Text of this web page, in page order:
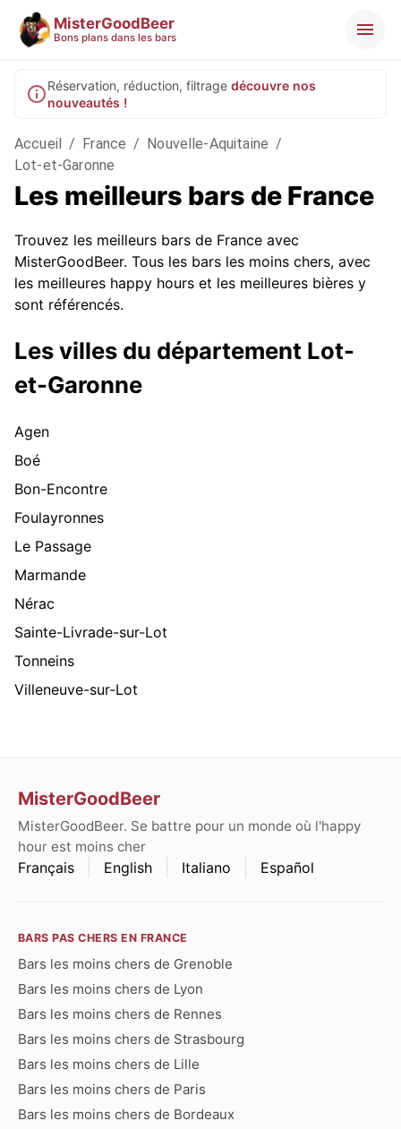
MisterGoodBeer
Bons plans dans les bars
Réservation, réduction, filtrage découvre nos
nouveautés !
Accueil / France / Nouvelle-Aquitaine /
Lot-et-Garonne
Les meilleurs bars de France
Trouvez les meilleurs bars de France avec
MisterGoodBeer. Tous les bars les moins chers, avec
les meilleures happy hours et les meilleures bières y
sont référencés.
Les villes du département Lot-
et-Garonne
Agen
Boé
Bon-Encontre
Foulayronnes
Le Passage
Marmande
Nérac
Sainte-Livrade-sur-Lot
Tonneins
Villeneuve-sur-Lot
MisterGoodBeer
MisterGoodBeer. Se battre pour un monde où l'happy
hour est moins cher
Français English Italiano Español
BARS PAS CHERS EN FRANCE
Bars les moins chers de Grenoble
Bars les moins chers de Lyon
Bars les moins chers de Rennes
Bars les moins chers de Strasbourg
Bars les moins chers de Lille
Bars les moins chers de Paris
Bars les moins chers de Bordeaux